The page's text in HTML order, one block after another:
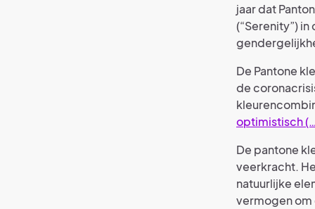
jaar dat
(“Serenity”)
De Pantone
de
optimistisch
De pantone
veerkracht.
natuurlijke
vermogen om